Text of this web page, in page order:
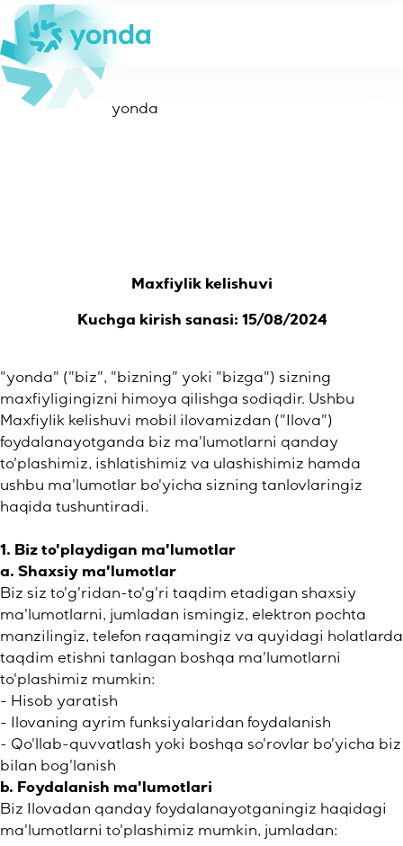
yonda
Biz haqimizda
Maxfiylik kelishuvi
Kuchga kirish sanasi: 15/08/2024
"yonda" ("biz", "bizning" yoki "bizga") sizning
maxfiyligingizni himoya qilishga sodiqdir. Ushbu
Maxfiylik kelishuvi mobil ilovamizdan ("Ilova")
foydalanayotganda biz ma'lumotlarni qanday
to'plashimiz, ishlatishimiz va ulashishimiz hamda
ushbu ma'lumotlar bo'yicha sizning tanlovlaringiz
haqida tushuntiradi.
1. Biz to'playdigan ma'lumotlar
a. Shaxsiy ma'lumotlar
Biz siz to'g'ridan-to'g'ri taqdim etadigan shaxsiy
ma'lumotlarni, jumladan ismingiz, elektron pochta
manzilingiz, telefon raqamingiz va quyidagi holatlarda
taqdim etishni tanlagan boshqa ma'lumotlarni
to'plashimiz mumkin:
- Hisob yaratish
- Ilovaning ayrim funksiyalaridan foydalanish
- Qo'llab-quvvatlash yoki boshqa so'rovlar bo'yicha biz
bilan bog'lanish
b. Foydalanish ma'lumotlari
Biz Ilovadan qanday foydalanayotganingiz haqidagi
ma'lumotlarni to'plashimiz mumkin, jumladan: